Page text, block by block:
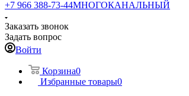
+7 966 388-73-44МНОГОКАНАЛЬНЫЙ
Заказать звонок
Задать вопрос
Войти
Корзина0
Избранные товары0